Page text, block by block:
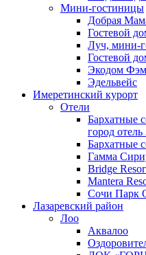
Мини-гостиницы
Добрая
Гостевой
Луч, мини-
Гостевой
Экодом
Эдельвейс
Имеретинский курорт
Отели
Бархатные
город отель
Бархатные
Гамма
Bridge
Mantera
Сочи Парк
Лазаревский район
Лоо
Аквалоо